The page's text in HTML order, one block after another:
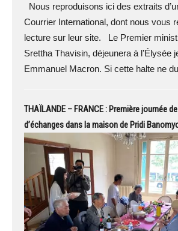
Nous reproduisons ici des extraits
Courrier International, dont nous vous
lecture sur leur site. Le Premier
Srettha Thavisin, déjeunera à l’Élysée
Emmanuel Macron. Si cette halte ne
THAÏLANDE – FRANCE : Première journée
d’échanges dans la maison de Pridi